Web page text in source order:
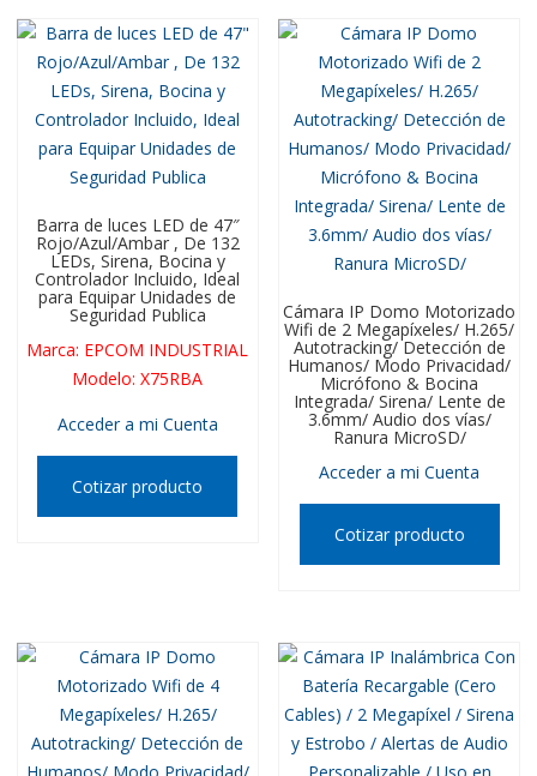
Barra de luces LED de 47″
Rojo/Azul/Ambar , De 132
LEDs, Sirena, Bocina y
Controlador Incluido, Ideal
para Equipar Unidades de
Seguridad Publica
Marca: EPCOM INDUSTRIAL
Modelo:X75RBA
Acceder a mi Cuenta
Cotizar producto
Cámara IP Domo Motorizado
Wifi de 2 Megapíxeles/ H.265/
Autotracking/ Detección de
Humanos/ Modo Privacidad/
Micrófono & Bocina
Integrada/ Sirena/ Lente de
3.6mm/ Audio dos vías/
Ranura MicroSD/
Acceder a mi Cuenta
Cotizar producto